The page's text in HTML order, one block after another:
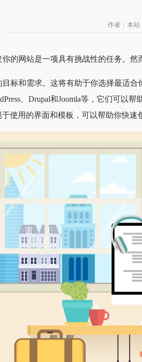
作者：本
的网站是一项具有挑战性的任务。
标和需求。这将有助于你选择最适
、Drupal和Joomla等，它们可以
于使用的界面和模板，可以帮助你快速